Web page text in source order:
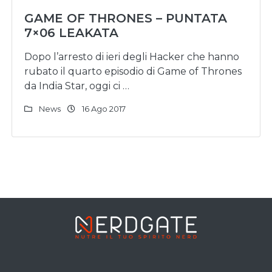
GAME OF THRONES – PUNTATA
7×06 LEAKATA
Dopo l’arresto di ieri degli Hacker che hanno
rubato il quarto episodio di Game of Thrones
da India Star, oggi ci …
News 16 Ago 2017